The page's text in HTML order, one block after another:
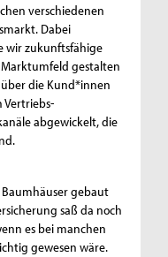
verschiedenen
Dabei
wir zukunftsfähige
gestalten
die Kund*innen
Vertriebs-
abgewickelt, die
gebaut
saß da noch
es bei manchen
gewesen wäre.